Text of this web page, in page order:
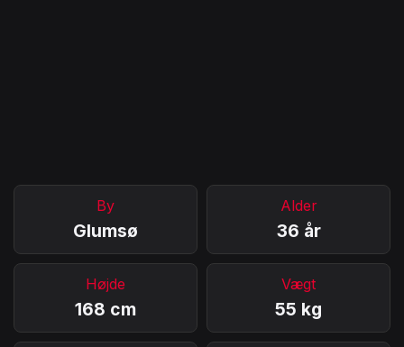
By
Glumsø
Alder
36 år
Højde
168 cm
Vægt
55 kg